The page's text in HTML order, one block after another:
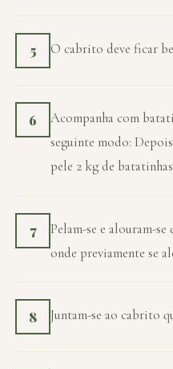
5 O cabrito deve ficar
6
Acompanha com
seguinte modo:
pele 2 kg de
7
Pelam-se e alouram-
onde previamente se
8 Juntam-se ao cabrito